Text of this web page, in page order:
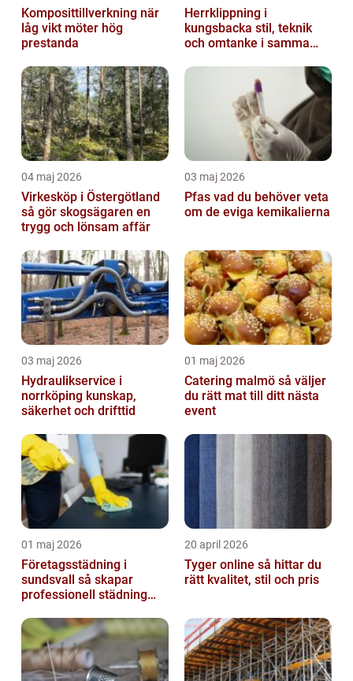
Komposittillverkning när
låg vikt möter hög
prestanda
Herrklippning i
kungsbacka stil, teknik
och omtanke i samma
04 maj 2026
Virkesköp i Östergötland
så gör skogsägaren en
trygg och lönsam affär
03 maj 2026
Pfas vad du behöver veta
om de eviga kemikalierna
03 maj 2026
Hydraulikservice i
norrköping kunskap,
säkerhet och drifttid
01 maj 2026
Catering malmö så väljer
du rätt mat till ditt nästa
event
01 maj 2026
Företagsstädning i
sundsvall så skapar
professionell städning
starkare varum...
20 april 2026
Tyger online så hittar du
rätt kvalitet, stil och pris